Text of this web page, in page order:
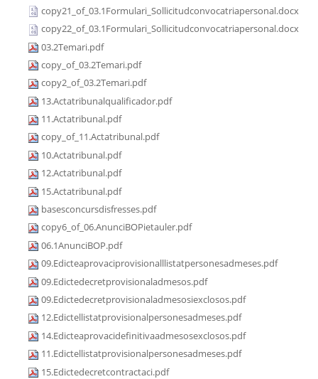
copy21_of_03.1Formulari_Sollicitudconvocatriapersonal.docx
copy22_of_03.1Formulari_Sollicitudconvocatriapersonal.docx
03.2Temari.pdf
copy_of_03.2Temari.pdf
copy2_of_03.2Temari.pdf
13.Actatribunalqualificador.pdf
11.Actatribunal.pdf
copy_of_11.Actatribunal.pdf
10.Actatribunal.pdf
12.Actatribunal.pdf
15.Actatribunal.pdf
basesconcursdisfresses.pdf
copy6_of_06.AnunciBOPietauler.pdf
06.1AnunciBOP.pdf
09.Edicteaprovaciprovisionalllistatpersonesadmeses.pdf
09.Edictedecretprovisionaladmesos.pdf
09.Edictedecretprovisionaladmesosiexclosos.pdf
12.Edictellistatprovisionalpersonesadmeses.pdf
14.Edicteaprovacidefinitivaadmesosexclosos.pdf
11.Edictellistatprovisionalpersonesadmeses.pdf
15.Edictedecretcontractaci.pdf